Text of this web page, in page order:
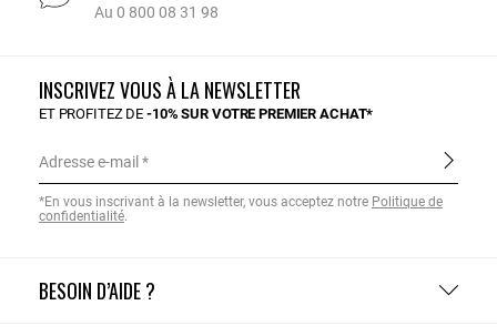
Au 0 800 08 31 98
BESOIN D’AIDE ?
INSCRIVEZ VOUS À LA NEWSLETTER
ET PROFITEZ DE-10% SUR VOTRE PREMIER ACHAT*
Adresse e-mail
*En vous inscrivant à la newsletter, vous acceptez notre Politique de
confidentialité.